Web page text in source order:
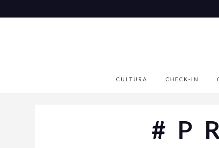
CULTURA CHECK-IN